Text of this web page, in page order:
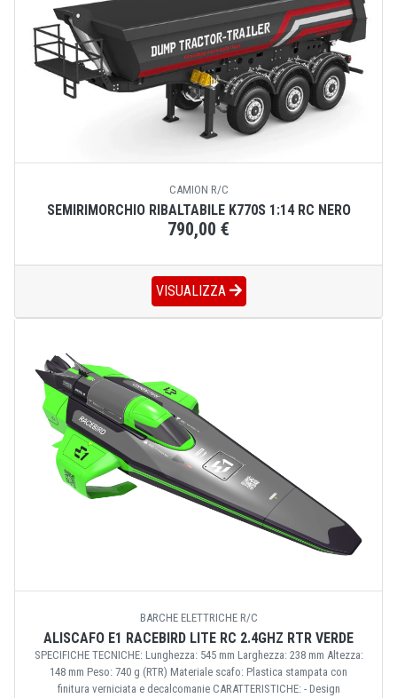
CAMION R/C
SEMIRIMORCHIO RIBALTABILE K770S 1:14 RC NERO
790,00 €
VISUALIZZA
BARCHE ELETTRICHE R/C
ALISCAFO E1 RACEBIRD LITE RC 2.4GHZ RTR VERDE
SPECIFICHE TECNICHE: Lunghezza: 545 mm Larghezza: 238 mm Altezza:
148 mm Peso: 740 g (RTR) Materiale scafo: Plastica stampata con
finitura verniciata e decalcomanie CARATTERISTICHE: - Design